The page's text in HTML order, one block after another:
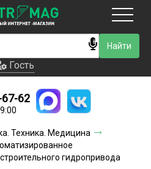
Гость
доставки
оплаты
Гость
62
Техника. Медицина
гидропривода